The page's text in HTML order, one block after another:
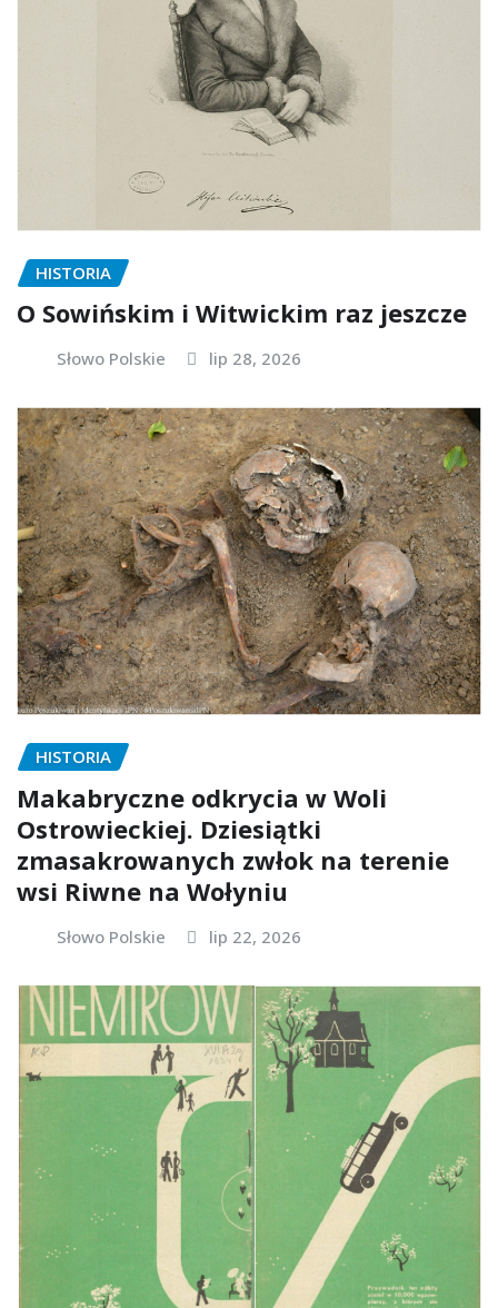
HISTORIA
O Sowińskim i Witwickim raz jeszcze
Słowo Polskie lip 28, 2026
HISTORIA
Makabryczne odkrycia w Woli
Ostrowieckiej. Dziesiątki
zmasakrowanych zwłok na terenie
wsi Riwne na Wołyniu
Słowo Polskie lip 22, 2026